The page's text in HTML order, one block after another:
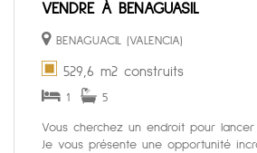
VENDRE À BENAGUASIL
BENAGUACIL (VALENCIA)
529,6 m2 construits
1 5
Vous cherchez un endroit pour
Je vous présente une opportunité